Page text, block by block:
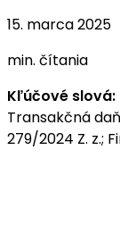
15. marca 2025
min. čítania
Kľúčové slová:
Transakčná
279/2024 Z. z.;